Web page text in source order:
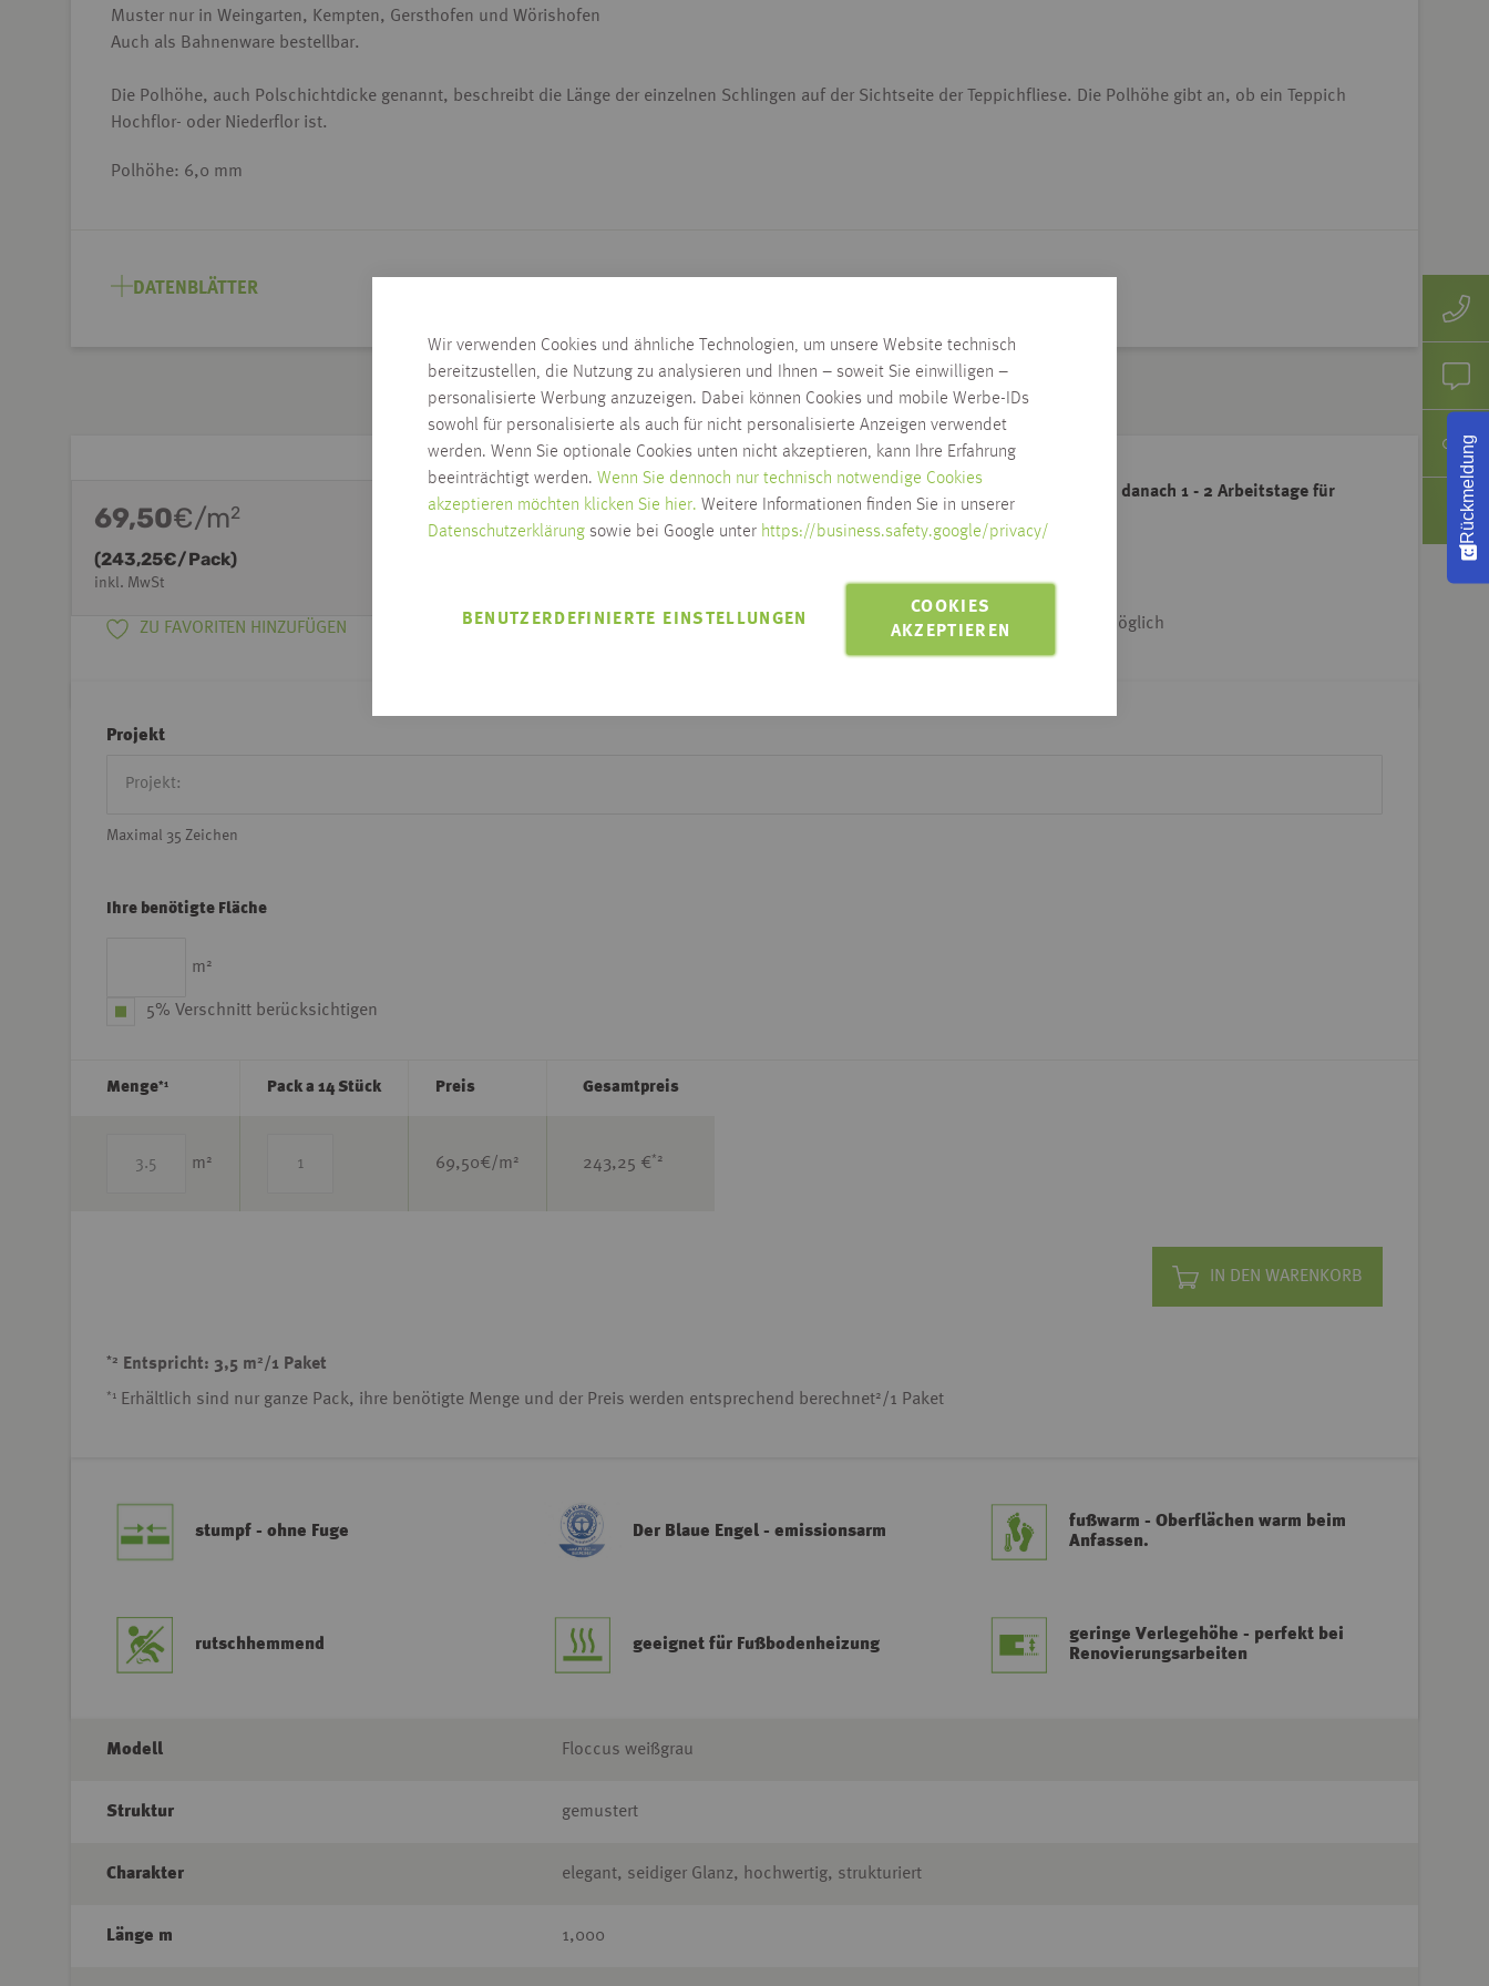
Wir verwenden Cookies und ähnliche Technologien, um unsere Website technisch
bereitzustellen, die Nutzung zu analysieren und Ihnen – soweit Sie einwilligen –
personalisierte Werbung anzuzeigen. Dabei können Cookies und mobile Werbe-IDs
sowohl für personalisierte als auch für nicht personalisierte Anzeigen verwendet
werden. Wenn Sie optionale Cookies unten nicht akzeptieren, kann Ihre Erfahrung
beeinträchtigt werden. Wenn Sie dennoch nur technisch notwendige Cookies
akzeptieren möchten klicken Sie hier. Weitere Informationen finden Sie in unserer
Datenschutzerklärung sowie bei Google unter https://business.safety.google/privacy/
COOKIES
AKZEPTIEREN
BENUTZERDEFINIERTE EINSTELLUNGEN
Muster nur in Weingarten, Kempten, Gersthofen und Wörishofen
Auch als Bahnenware bestellbar.
Die Polhöhe, auch Polschichtdicke genannt, beschreibt die Länge der einzelnen Schlingen auf der Sichtseite der Teppichfliese. Die Polhöhe gibt an, ob ein Teppich
Hochflor- oder Niederflor ist.
Polhöhe: 6,0 mm
DATENBLÄTTER
69,50€/m2
(243,25€/Pack)
inkl. MwSt
ZU FAVORITEN HINZUFÜGEN
Lieferzeit bis Wareneingang 7 Arbeitstage danach 1 - 2 Arbeitstage für
LIEFERN AN 88250
Lieferung innerhalb Habis-Gebiet & Dtl.-weit möglich
Click & Collect möglich
Projekt
Maximal 35 Zeichen
Ihre benötigte Fläche
m 2
5% Verschnitt berücksichtigen
Menge*1
m 2
Pack a 14 Stück Preis
69,50€/m 2
Gesamtpreis
243,25 € *2
IN DEN WARENKORB
*2 Entspricht: 3,5 m2 /1 Paket
*1 Erhältlich sind nur ganze Pack, ihre benötigte Menge und der Preis werden entsprechend berechnet2 /1 Paket
stumpf - ohne Fuge Der Blaue Engel - emissionsarm
fußwarm - Oberflächen warm beim
Anfassen.
rutschhemmend geeignet für Fußbodenheizung
geringe Verlegehöhe - perfekt bei
Renovierungsarbeiten
Modell Floccus weißgrau
Struktur gemustert
Charakter elegant, seidiger Glanz, hochwertig, strukturiert
Länge m 1,000
Rückmeldung